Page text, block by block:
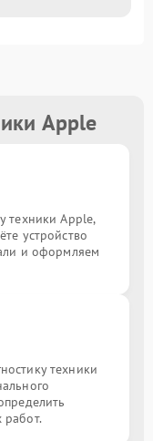
Apple
техники Apple,
устройство
и оформляем
техники